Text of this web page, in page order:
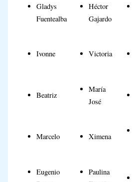
Gladys
Fuentealba
Héctor
Gajardo
Ivonne Victoria
Beatriz
María
José
Marcelo Ximena
Eugenio
Paulina